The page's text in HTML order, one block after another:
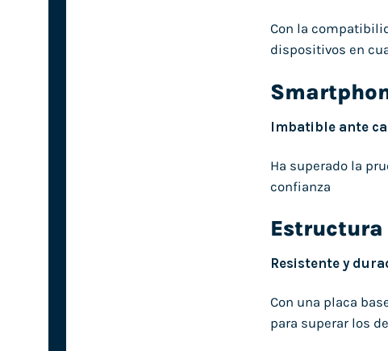
Con la
dispositivos en
Imbatible ante
Ha superado la
confianza
Resistente y
Con una placa
para superar los